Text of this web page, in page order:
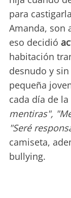
para
Amanda, son
eso decidió
habitación
desnudo y
pequeña
cada día de
mentiras",
"Seré
camiseta,
bullying.